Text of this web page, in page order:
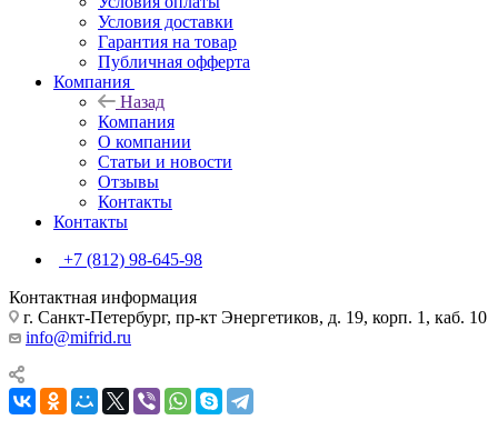
Условия доставки
Гарантия на товар
Публичная офферта
Компания
Назад
Компания
О компании
Статьи и новости
Отзывы
Контакты
Контакты
+7 (812) 98-645-98
Контактная информация
г. Санкт-Петербург, пр-кт Энергетиков, д. 19, корп. 1, каб. 10
info@mifrid.ru